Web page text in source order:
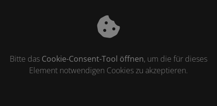
Bitte das Cookie-Consent-Tool öffnen, um die für dieses
Element notwendigen Cookies zu akzeptieren.